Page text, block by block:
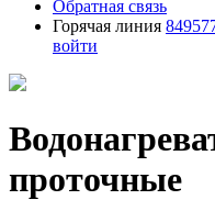
Обратная связь
Горячая линия
войти
проточные